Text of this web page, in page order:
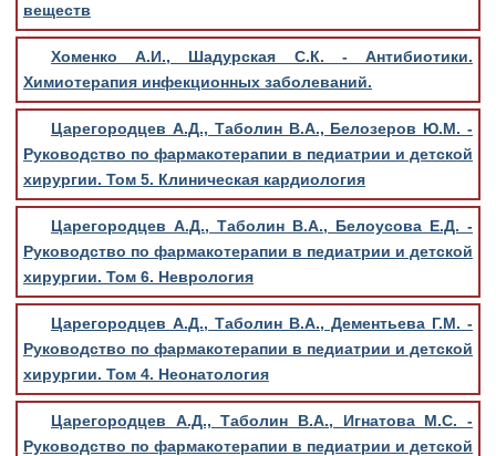
веществ
Хоменко А.И., Шадурская С.К. - Антибиотики.
Химиотерапия инфекционных заболеваний.
Царегородцев А.Д., Таболин В.А., Белозеров Ю.М. -
Руководство по фармакотерапии в педиатрии и детской
хирургии. Том 5. Клиническая кардиология
Царегородцев А.Д., Таболин В.А., Белоусова Е.Д. -
Руководство по фармакотерапии в педиатрии и детской
хирургии. Том 6. Неврология
Царегородцев А.Д., Таболин В.А., Дементьева Г.М. -
Руководство по фармакотерапии в педиатрии и детской
хирургии. Том 4. Неонатология
Царегородцев А.Д., Таболин В.А., Игнатова М.С. -
Руководство по фармакотерапии в педиатрии и детской